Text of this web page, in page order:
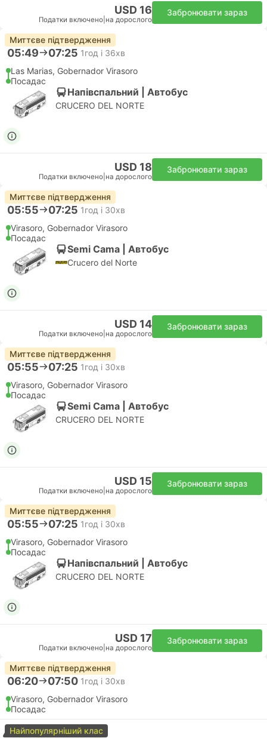
USD 16
Податки включено на дорослого
Забронювати зараз
Миттєве підтвердження
05:49 07:25 1год і 36хв
Las Marias, Gobernador Virasoro
Посадас
Напівспальний | Автобус
CRUCERO DEL NORTE
USD 18
Податки включено на дорослого
Забронювати зараз
Миттєве підтвердження
05:55 07:25 1год і 30хв
Virasoro, Gobernador Virasoro
Посадас
Semi Cama | Автобус
Crucero del Norte
USD 14
Податки включено на дорослого
Забронювати зараз
Миттєве підтвердження
05:55 07:25 1год і 30хв
Virasoro, Gobernador Virasoro
Посадас
Semi Cama | Автобус
CRUCERO DEL NORTE
USD 15
Податки включено на дорослого
Забронювати зараз
Миттєве підтвердження
05:55 07:25 1год і 30хв
Virasoro, Gobernador Virasoro
Посадас
Напівспальний | Автобус
CRUCERO DEL NORTE
USD 17
Податки включено на дорослого
Забронювати зараз
Миттєве підтвердження
06:20 07:50 1год і 30хв
Virasoro, Gobernador Virasoro
Посадас
Найпопулярніший клас